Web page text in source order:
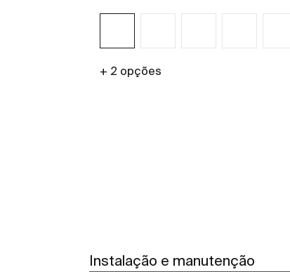
+ 2 opções
Instalação e manutenção